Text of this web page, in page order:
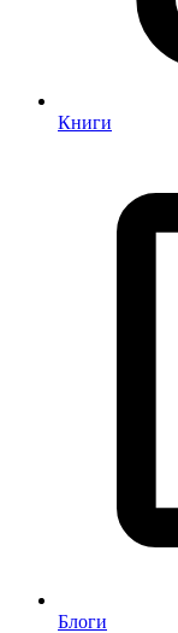
Книги
Блоги